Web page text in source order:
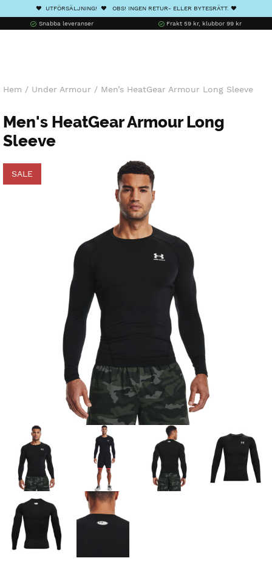
❤️ UTFÖRSÄLJNING! ❤️ OBS! INGEN RETUR- ELLER BYTESRÄTT. ❤️
Snabba leveranser Frakt 59 kr, klubbor 99 kr
Hem / Under Armour / Men’s HeatGear Armour Long Sleeve
Men's HeatGear Armour Long
Sleeve
SALE